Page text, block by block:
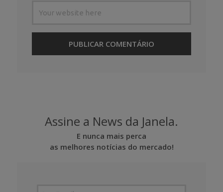
Assine a News da Janela.
E nunca mais perca
as melhores notícias do mercado!